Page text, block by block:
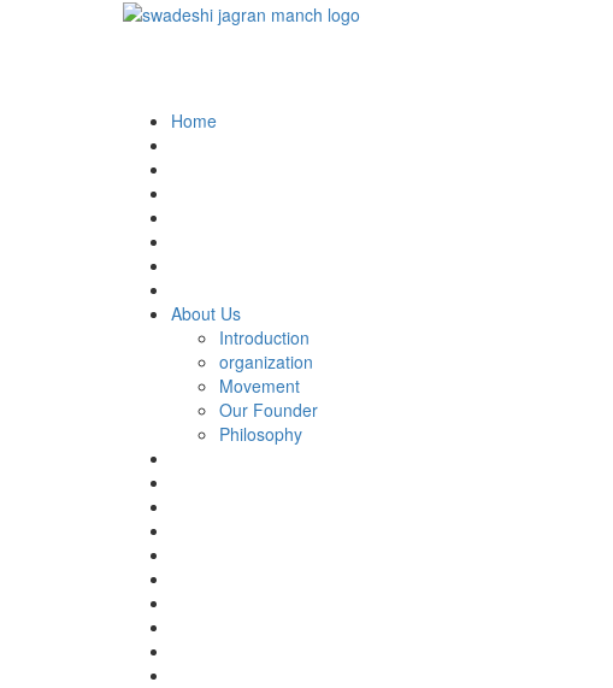
Home
About Us
Introduction
organization
Movement
Our Founder
Philosophy